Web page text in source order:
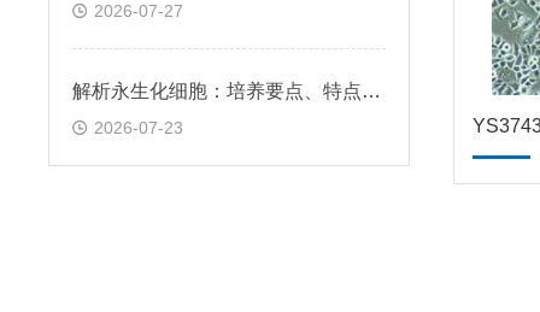
2026-07-27
解析永生化细胞：培养要点、特点及科研应用场景
2026-07-23